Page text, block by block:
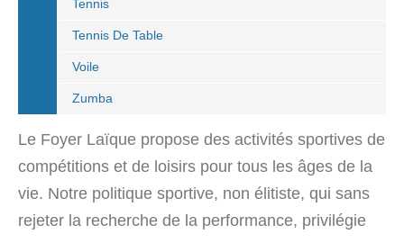
Tennis
Tennis De Table
Voile
Zumba
Le Foyer Laïque propose des activités sportives de
compétitions et de loisirs pour tous les âges de la
vie. Notre politique sportive, non élitiste, qui sans
rejeter la recherche de la performance, privilégie